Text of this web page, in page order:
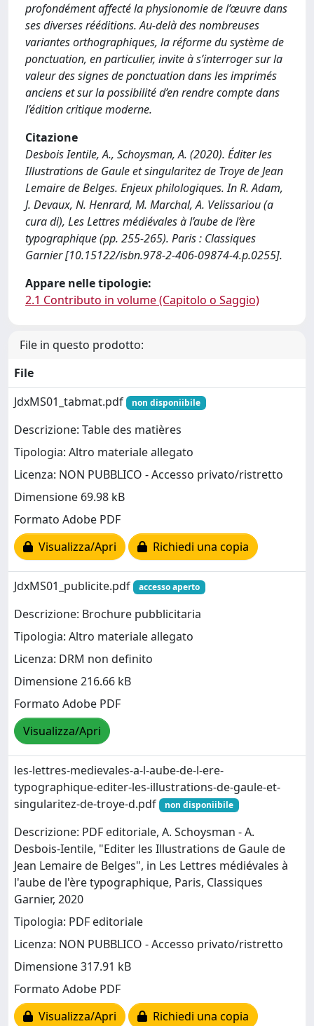
profondément affecté la physionomie de l’œuvre dans
ses diverses rééditions. Au-delà des nombreuses
variantes orthographiques, la réforme du système de
ponctuation, en particulier, invite à s’interroger sur la
valeur des signes de ponctuation dans les imprimés
anciens et sur la possibilité d’en rendre compte dans
l’édition critique moderne.
Citazione
Desbois Ientile, A., Schoysman, A. (2020). Éditer les
Illustrations de Gaule et singularitez de Troye de Jean
Lemaire de Belges. Enjeux philologiques. In R. Adam,
J. Devaux, N. Henrard, M. Marchal, A. Velissariou (a
cura di), Les Lettres médiévales à l’aube de l’ère
typographique (pp. 255-265). Paris : Classiques
Garnier [10.15122/isbn.978-2-406-09874-4.p.0255].
Appare nelle tipologie:
2.1 Contributo in volume (Capitolo o Saggio)
File in questo prodotto:
File
JdxMS01_tabmat.pdf
non disponiibile
Descrizione: Table des matières
Tipologia: Altro materiale allegato
Licenza: NON PUBBLICO - Accesso privato/ristretto
Dimensione 69.98 kB
Formato Adobe PDF
Visualizza/Apri
Richiedi una copia
JdxMS01_publicite.pdf accesso aperto
Descrizione: Brochure pubblicitaria
Tipologia: Altro materiale allegato
Licenza: DRM non definito
Dimensione 216.66 kB
Formato Adobe PDF
Visualizza/Apri
les-lettres-medievales-a-l-aube-de-l-ere-
typographique-editer-les-illustrations-de-gaule-et-
singularitez-de-troye-d.pdf
non disponiibile
Descrizione: PDF editoriale, A. Schoysman - A.
Desbois-Ientile, "Editer les Illustrations de Gaule de
Jean Lemaire de Belges", in Les Lettres médiévales à
l'aube de l'ère typographique, Paris, Classiques
Garnier, 2020
Tipologia: PDF editoriale
Licenza: NON PUBBLICO - Accesso privato/ristretto
Dimensione 317.91 kB
Formato Adobe PDF
Visualizza/Apri
Richiedi una copia